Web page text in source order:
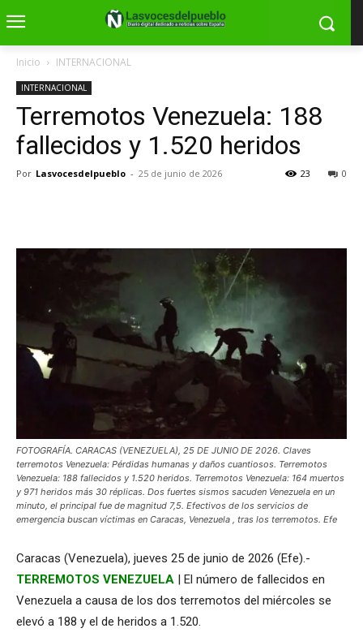
Inicio INTERNACIONAL
INTERNACIONAL
Terremotos Venezuela: 188
fallecidos y 1.520 heridos
Por Lasvocesdelpueblo - 25 de junio de 2026 0
23
FOTOGRAFÍA. CARACAS (VENEZUELA), 25 DE JUNIO DE 2026. Claves
terremotos Venezuela: Pérdidas humanas y daños cuantiosos. Terremotos
Venezuela: 188 fallecidos y 1.520 heridos. Terremotos Venezuela: 164 muertos
y 971 heridos más 30 réplicas. Dos fuertes sismos sacuden Venezuela en un
minuto, el principal fue de magnitud 7,5. Efectivos de los servicios de
emergencia buscan víctimas en Caracas, Venezuela , tras los terremotos. Efe
Caracas (Venezuela), jueves 25 de junio de 2026 (Efe).-
TERREMOTOS VENEZUELA | El número de fallecidos en
Venezuela a causa de los dos terremotos del miércoles se
elevó a 188 y el de heridos a 1.520.